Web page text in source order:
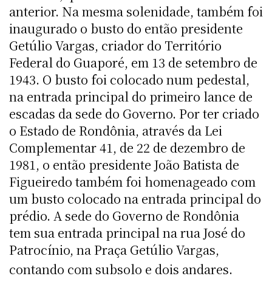
anterior. Na mesma solenidade, também foi
inaugurado o busto do então presidente
Getúlio Vargas, criador do Território
Federal do Guaporé, em 13 de setembro de
1943. O busto foi colocado num pedestal,
na entrada principal do primeiro lance de
escadas da sede do Governo. Por ter criado
o Estado de Rondônia, através da Lei
Complementar 41, de 22 de dezembro de
1981, o então presidente João Batista de
Figueiredo também foi homenageado com
um busto colocado na entrada principal do
prédio. A sede do Governo de Rondônia
tem sua entrada principal na rua José do
Patrocínio, na Praça Getúlio Vargas,
contando com subsolo e dois andares.